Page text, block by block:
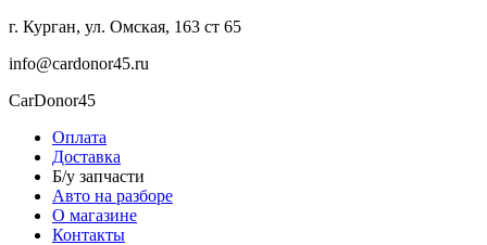
г. Курган, ул. Омская, 163 ст 65
info@cardonor45.ru
CarDonor45
Оплата
Доставка
Б/у запчасти
Авто на разборе
О магазине
Контакты